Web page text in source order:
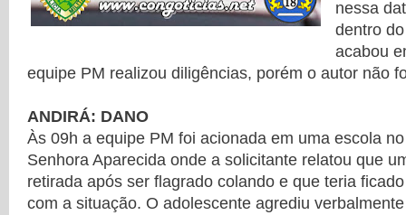
nessa
dentro
acabou
equipe PM realizou diligências, porém o autor não
ANDIRÁ: DANO
Às 09h a equipe PM foi acionada em uma escola
Senhora Aparecida onde a solicitante relatou que
retirada após ser flagrado colando e que teria
com a situação. O adolescente agrediu